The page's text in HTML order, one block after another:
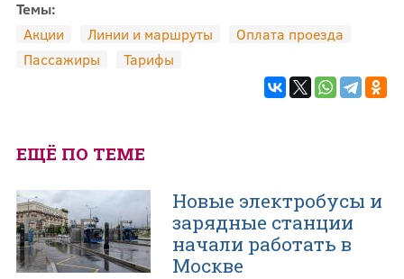
Темы:
Акции
Линии и маршруты
Оплата проезда
Пассажиры
Тарифы
ЕЩЁ ПО ТЕМЕ
Новые электробусы и
зарядные станции
начали работать в
Москве